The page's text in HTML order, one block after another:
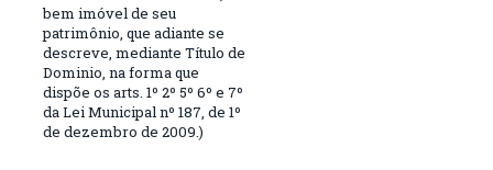
bem imóvel de seu
patrimônio, que adiante se
descreve, mediante Título de
Dominio, na forma que
dispõe os arts. 1º 2º 5º 6º e 7º
da Lei Municipal nº 187, de 1º
de dezembro de 2009.)